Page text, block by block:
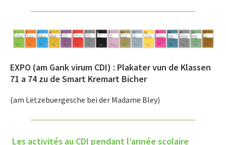
EXPO (am Gank virum CDI) : Plakater vun de Klassen
71 a 74 zu de Smart Kremart Bicher
(am Lëtzebuergesche bei der Madame Bley)
Les activités au CDI pendant l’année scolaire